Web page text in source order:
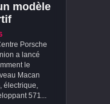
modèle
Porsche
a lancé
le
Macan
électrique,
571...